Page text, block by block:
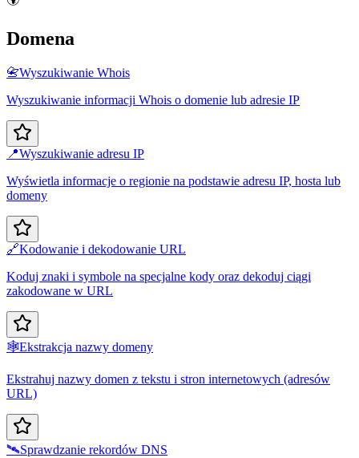
Domena
📇Wyszukiwanie Whois
Wyszukiwanie informacji Whois o domenie lub adresie IP
📍Wyszukiwanie adresu IP
Wyświetla informacje o regionie na podstawie adresu IP, hosta lub
domeny
🔗Kodowanie i dekodowanie URL
Koduj znaki i symbole na specjalne kody oraz dekoduj ciągi
zakodowane w URL
🕸️Ekstrakcja nazwy domeny
Ekstrahuj nazwy domen z tekstu i stron internetowych (adresów
URL)
🛰️Sprawdzanie rekordów DNS